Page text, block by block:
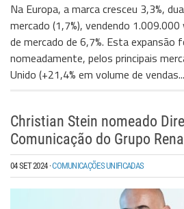
Na Europa, a marca cresceu 3,3%,
mercado (1,7%), vendendo
de mercado de 6,7%. Esta expansão
nomeadamente, pelos principais
Unido (+21,4% em volume de vendas...
Christian Stein nomeado
Comunicação do Grupo
04 SET 2024·COMUNICAÇÕES UNIFICADAS